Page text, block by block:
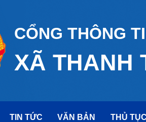
CỔNG THÔNG
XÃ THANH
TIN TỨC VĂN BẢN THỦ